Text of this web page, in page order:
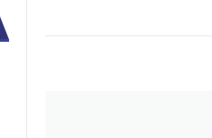
“امين عام الشيوخ” يكشف تفاصيل
السياسية تكرم الدكتورة “سماء